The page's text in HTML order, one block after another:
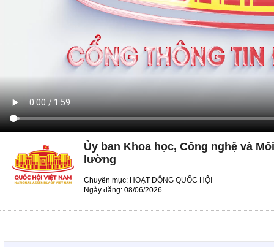
Ủy ban Khoa học, Công nghệ và
lường
Chuyên mục: HOẠT ĐỘNG QUỐC HỘI
Ngày đăng: 08/06/2026